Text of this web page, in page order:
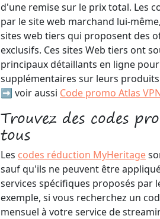
d'une remise sur le prix total. Les
par le site web marchand lui-
sites web tiers qui proposent des
exclusifs. Ces sites Web tiers ont
principaux détaillants en ligne
supplémentaires sur leurs
➡️ voir aussi Code promo Atlas
Trouvez des codes
tous
Les codes réduction MyHeritage
sauf qu'ils ne peuvent être
services spécifiques proposés par
exemple, si vous recherchez un
mensuel à votre service de